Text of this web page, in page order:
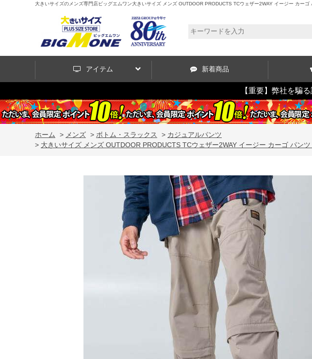
大きいサイズのメンズ専門店ビッグエムワン大きいサイズ メンズ OUTDOOR PRODUCTS TCウェザー2WAY イージー カー
アイテム 新着商品
【重要】弊社を騙
ホーム > メンズ > ボトム・スラックス > カジュアルパンツ
> 大きいサイズ メンズ OUTDOOR PRODUCTS TCウェザー2WAY イージー カーゴ パン